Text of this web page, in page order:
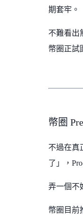
期套牢。
不難看出
幣圈正試
幣圈
不過在真
了」，
弄一個不
幣圈目前